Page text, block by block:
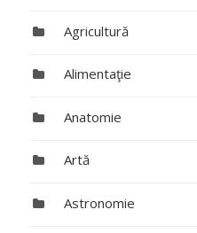
Agricultură
Alimentaţie
Anatomie
Artă
Astronomie